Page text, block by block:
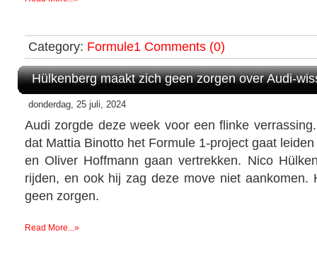
Category: Formule1 Comments (0)
Hülkenberg maakt zich geen zorgen over Audi-
donderdag, 25 juli, 2024
Audi zorgde deze week voor een flinke
dat Mattia Binotto het Formule 1-project gaat
en Oliver Hoffmann gaan vertrekken. Nico
rijden, en ook hij zag deze move niet aankomen.
geen zorgen.
Read More...»